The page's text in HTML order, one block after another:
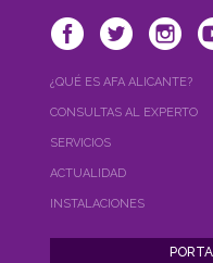
¿QUÉ ES AFA ALICANTE?
CONSULTAS AL EXPERTO
SERVICIOS
ACTUALIDAD
INSTALACIONES